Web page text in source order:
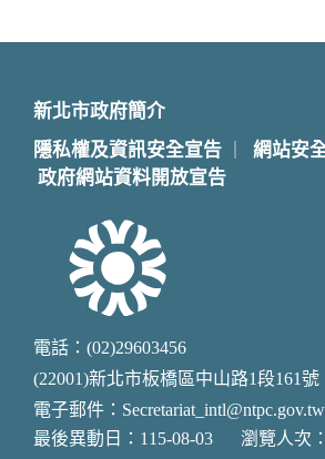
新北市政府簡介
隱私權及資訊安全宣告
網站安
政府網站資料開放宣告
電話：(02)29603456
(22001)新北市板橋區中山路1段161號
電子郵件：Secretariat_intl@ntpc.gov.tw
最後異動日：115-08-03
瀏覽人次